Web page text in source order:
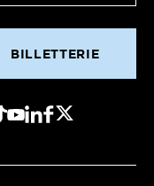
BILLETTERIE